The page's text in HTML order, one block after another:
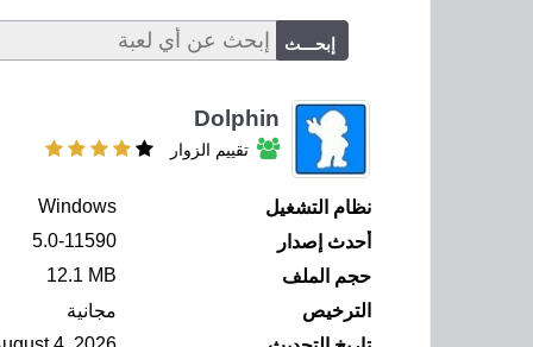
Dolphin
تقييم الزوار
نظام التشغيل
Windows
أحدث إصدار
5.0-11590
حجم الملف
12.1 MB
الترخيص
مجانية